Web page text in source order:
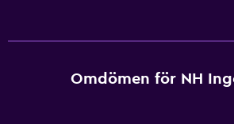
Omdömen för NH